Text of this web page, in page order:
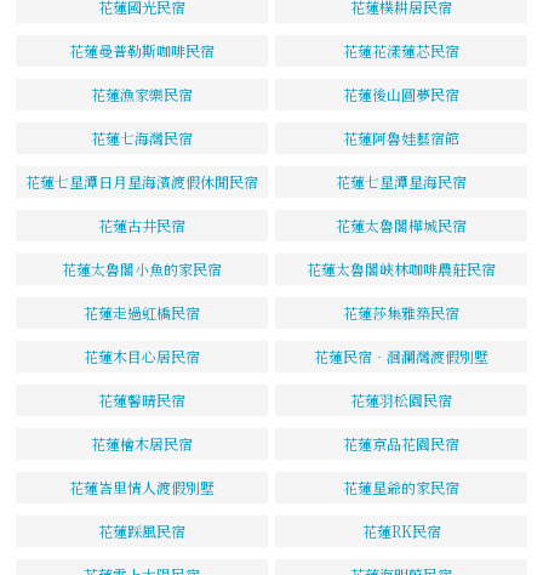
花蓮國光民宿 花蓮樸耕居民宿
花蓮曼普勒斯咖啡民宿 花蓮花漾蓮芯民宿
花蓮漁家樂民宿 花蓮後山圓夢民宿
花蓮七海灣民宿 花蓮阿魯娃藝宿館
花蓮七星潭日月星海濱渡假休閒民宿 花蓮七星潭星海民宿
花蓮古井民宿 花蓮太魯閣樺城民宿
花蓮太魯閣小魚的家民宿 花蓮太魯閣峽林咖啡農莊民宿
花蓮走過虹橋民宿 花蓮莎集雅築民宿
花蓮木目心居民宿 花蓮民宿‧洄瀾灣渡假別墅
花蓮馨晴民宿 花蓮羽松園民宿
花蓮檜木居民宿 花蓮京品花園民宿
花蓮峇里情人渡假別墅 花蓮星爺的家民宿
花蓮踩風民宿 花蓮RK民宿